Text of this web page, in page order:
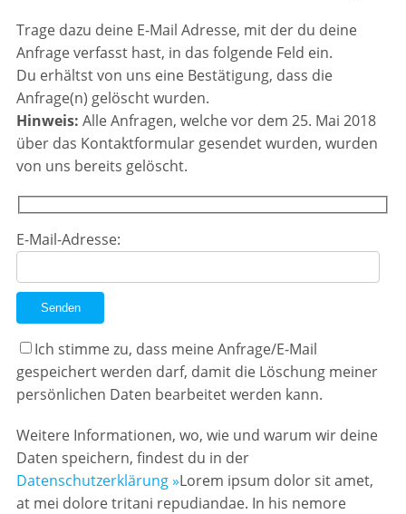
Trage dazu deine E-Mail Adresse, mit der du deine
Anfrage verfasst hast, in das folgende Feld ein.
Du erhältst von uns eine Bestätigung, dass die
Anfrage(n) gelöscht wurden.
Hinweis: Alle Anfragen, welche vor dem 25. Mai 2018
über das Kontaktformular gesendet wurden, wurden
von uns bereits gelöscht.
E-Mail-Adresse:
Ich stimme zu, dass meine Anfrage/E-Mail
gespeichert werden darf, damit die Löschung meiner
persönlichen Daten bearbeitet werden kann.
Weitere Informationen, wo, wie und warum wir deine
Daten speichern, findest du in der
Datenschutzerklärung »Lorem ipsum dolor sit amet,
at mei dolore tritani repudiandae. In his nemore